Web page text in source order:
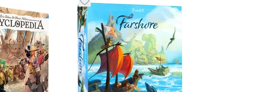
stvari u kategoriju omiljeno
Dugme za dodavanje stvari u kategoriju omiljeno